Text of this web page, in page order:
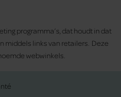
programma’s, dat houdt in dat
middels links van retailers. Deze
webwinkels.